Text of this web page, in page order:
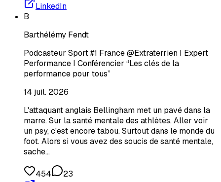
LinkedIn
B
Barthélémy Fendt
Podcasteur Sport #1 France @Extraterrien I Expert
Performance I Conférencier “Les clés de la
performance pour tous”
14 juil. 2026
L'attaquant anglais Bellingham met un pavé dans la
marre. Sur la santé mentale des athlètes. Aller voir
un psy, c'est encore tabou. Surtout dans le monde du
foot. Alors si vous avez des soucis de santé mentale,
sache…
454
23